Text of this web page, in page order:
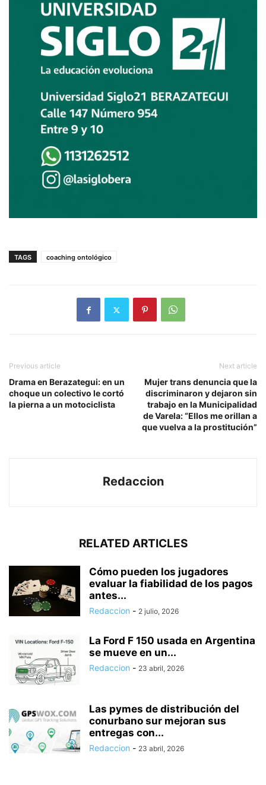
TAGS coaching ontológico
Previous article
Drama en Berazategui: en un
choque un colectivo le cortó
la pierna a un motociclista
Next article
Mujer trans denuncia que la
discriminaron y dejaron sin
trabajo en la Municipalidad
de Varela: “Ellos me orillan a
que vuelva a la prostitución”
Redaccion
RELATED ARTICLES
Cómo pueden los jugadores
evaluar la fiabilidad de los pagos
antes...
Redaccion - 2 julio, 2026
La Ford F 150 usada en Argentina
se mueve en un...
Redaccion - 23 abril, 2026
Las pymes de distribución del
conurbano sur mejoran sus
entregas con...
Redaccion - 23 abril, 2026